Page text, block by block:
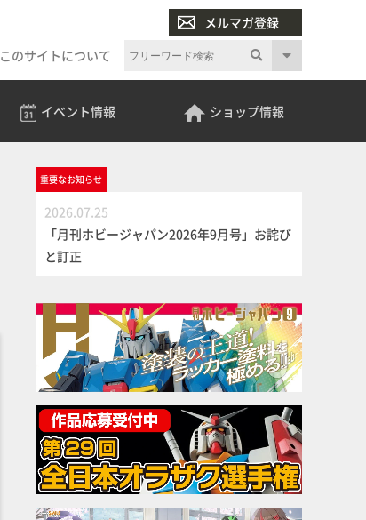
メルマガ登録
このサイトについて
イベント情報 ショップ情報
重要なお知らせ
2026.07.25
「月刊ホビージャパン2026年9月号」お詫び
と訂正